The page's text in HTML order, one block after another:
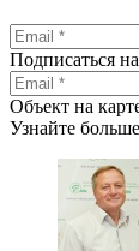
Подписаться
Объект на
Узнайте